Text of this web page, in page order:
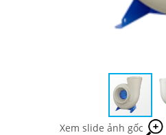
Xem slide ảnh gốc